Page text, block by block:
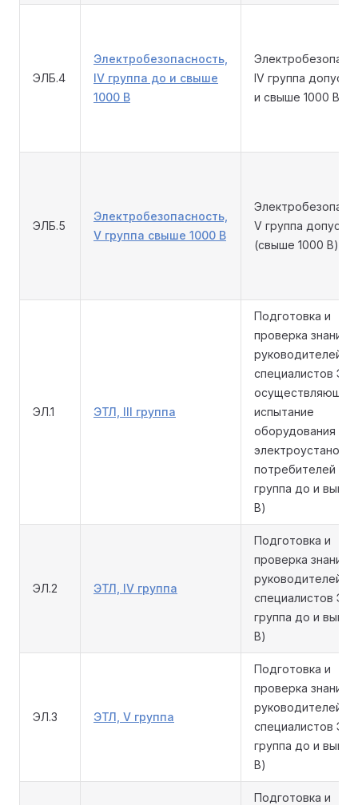
ЭЛБ.4
Электробезопасность,
IV группа до и свыше
1000 В
IV группа
и свыше 1000 В)
ЭЛБ.5
Электробезопасность,
V группа свыше 1000 В
V группа допуска
(свыше 1000 В)
ЭЛ.1 ЭТЛ, III группа
Подготовка и
проверка знаний
руководителей и
специалистов
осуществляющих
испытание
оборудования в
потребителей (III
группа до и выше
В)
ЭЛ.2 ЭТЛ, IV группа
Подготовка и
проверка знаний
руководителей и
специалистов
группа до и выше
В)
ЭЛ.3 ЭТЛ, V группа
Подготовка и
проверка знаний
руководителей и
специалистов
группа до и выше
В)
Подготовка и